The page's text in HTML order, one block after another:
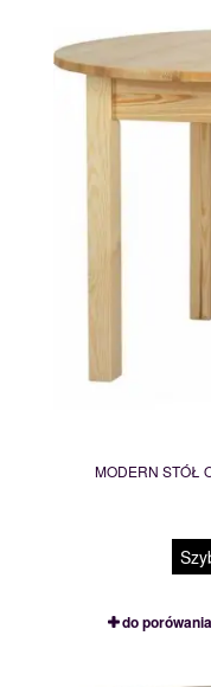
MODERN STÓŁ
do porówania